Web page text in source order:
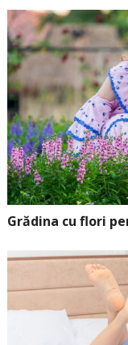
Grădina cu flori